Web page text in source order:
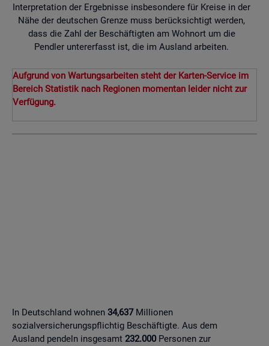
Interpretation der Ergebnisse insbesondere für Kreise in der
Nähe der deutschen Grenze muss berücksichtigt werden,
dass die Zahl der Beschäftigten am Wohnort um die
Pendler untererfasst ist, die im Ausland arbeiten.
Aufgrund von Wartungsarbeiten steht der Karten-Service im
Bereich Statistik nach Regionen momentan leider nicht zur
Verfügung.
In Deutschland wohnen 34,637Millionen
sozialversicherungspflichtig Beschäftigte. Aus dem
Ausland pendeln insgesamt 232.000Personen zur